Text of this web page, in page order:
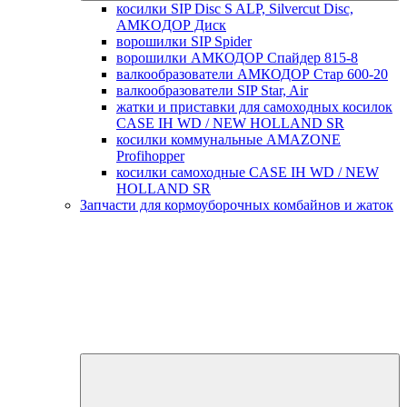
косилки SIP Disc S ALP, Silvercut Disc,
AMKOДОР Диск
ворошилки SIP Spider
ворошилки АМКОДОР Спайдер 815-8
валкообразователи АМКОДОР Стар 600-20
валкообразователи SIP Star, Air
жатки и приставки для самоходных косилок
CASE IH WD / NEW HOLLAND SR
косилки коммунальные AMAZONE
Profihopper
косилки самоходные CASE IH WD / NEW
HOLLAND SR
Запчасти для кормоуборочных комбайнов и жаток